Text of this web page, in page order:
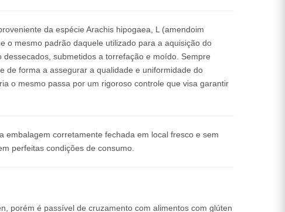
da espécie Arachis hipogaea, L (amendoim
o mesmo padrão daquele utilizado para a aquisição do
submetidos a torrefação e moído. Sempre
de forma a assegurar a qualidade e uniformidade do
o mesmo passa por um rigoroso controle que visa garantir
embalagem corretamente fechada em local fresco e sem
perfeitas condições de consumo.
porém é passível de cruzamento com alimentos com glúten